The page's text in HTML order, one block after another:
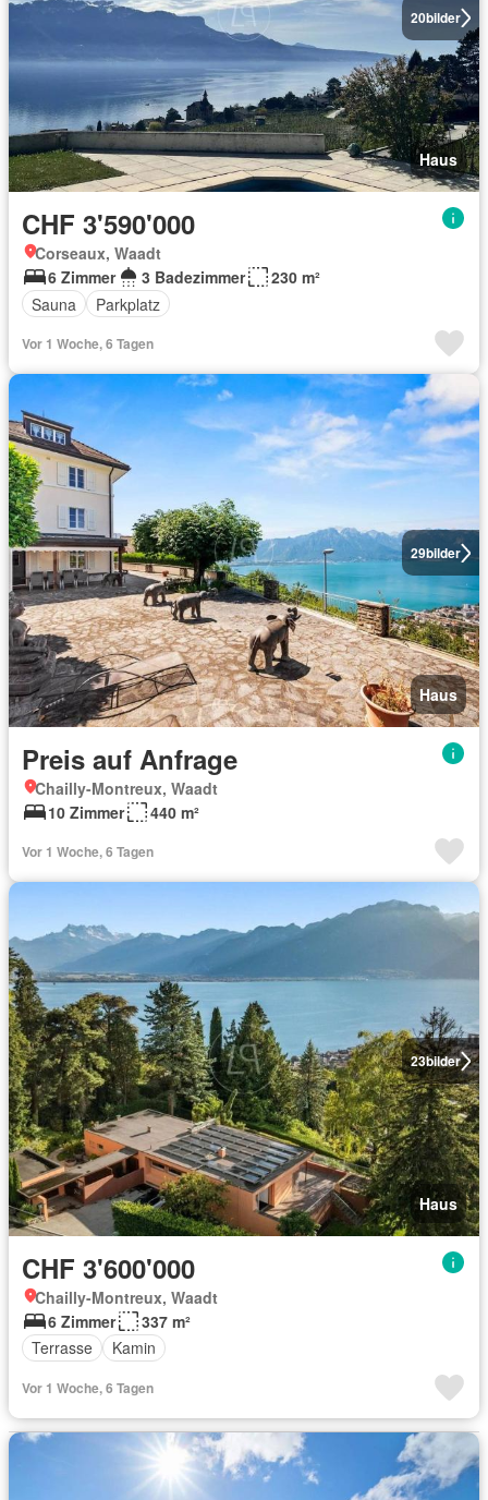
20bilder
Haus
CHF 3'590'000
Corseaux, Waadt
6 Zimmer
3 Badezimmer
230 m²
Sauna
Parkplatz
Vor 1 Woche, 6 Tagen
29bilder
Haus
Preis auf Anfrage
Chailly-Montreux, Waadt
10 Zimmer
440 m²
Vor 1 Woche, 6 Tagen
23bilder
Haus
CHF 3'600'000
Chailly-Montreux, Waadt
6 Zimmer
337 m²
Terrasse
Kamin
Vor 1 Woche, 6 Tagen